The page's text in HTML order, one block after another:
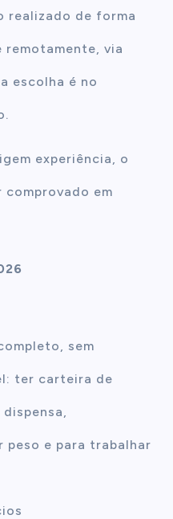
realizado de forma
remotamente, via
escolha é no
experiência, o
comprovado em
sem
ter carteira de
peso e para trabalhar